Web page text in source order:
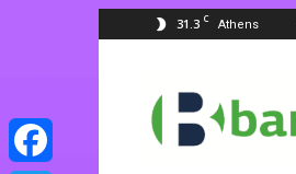
31.3 C Athens